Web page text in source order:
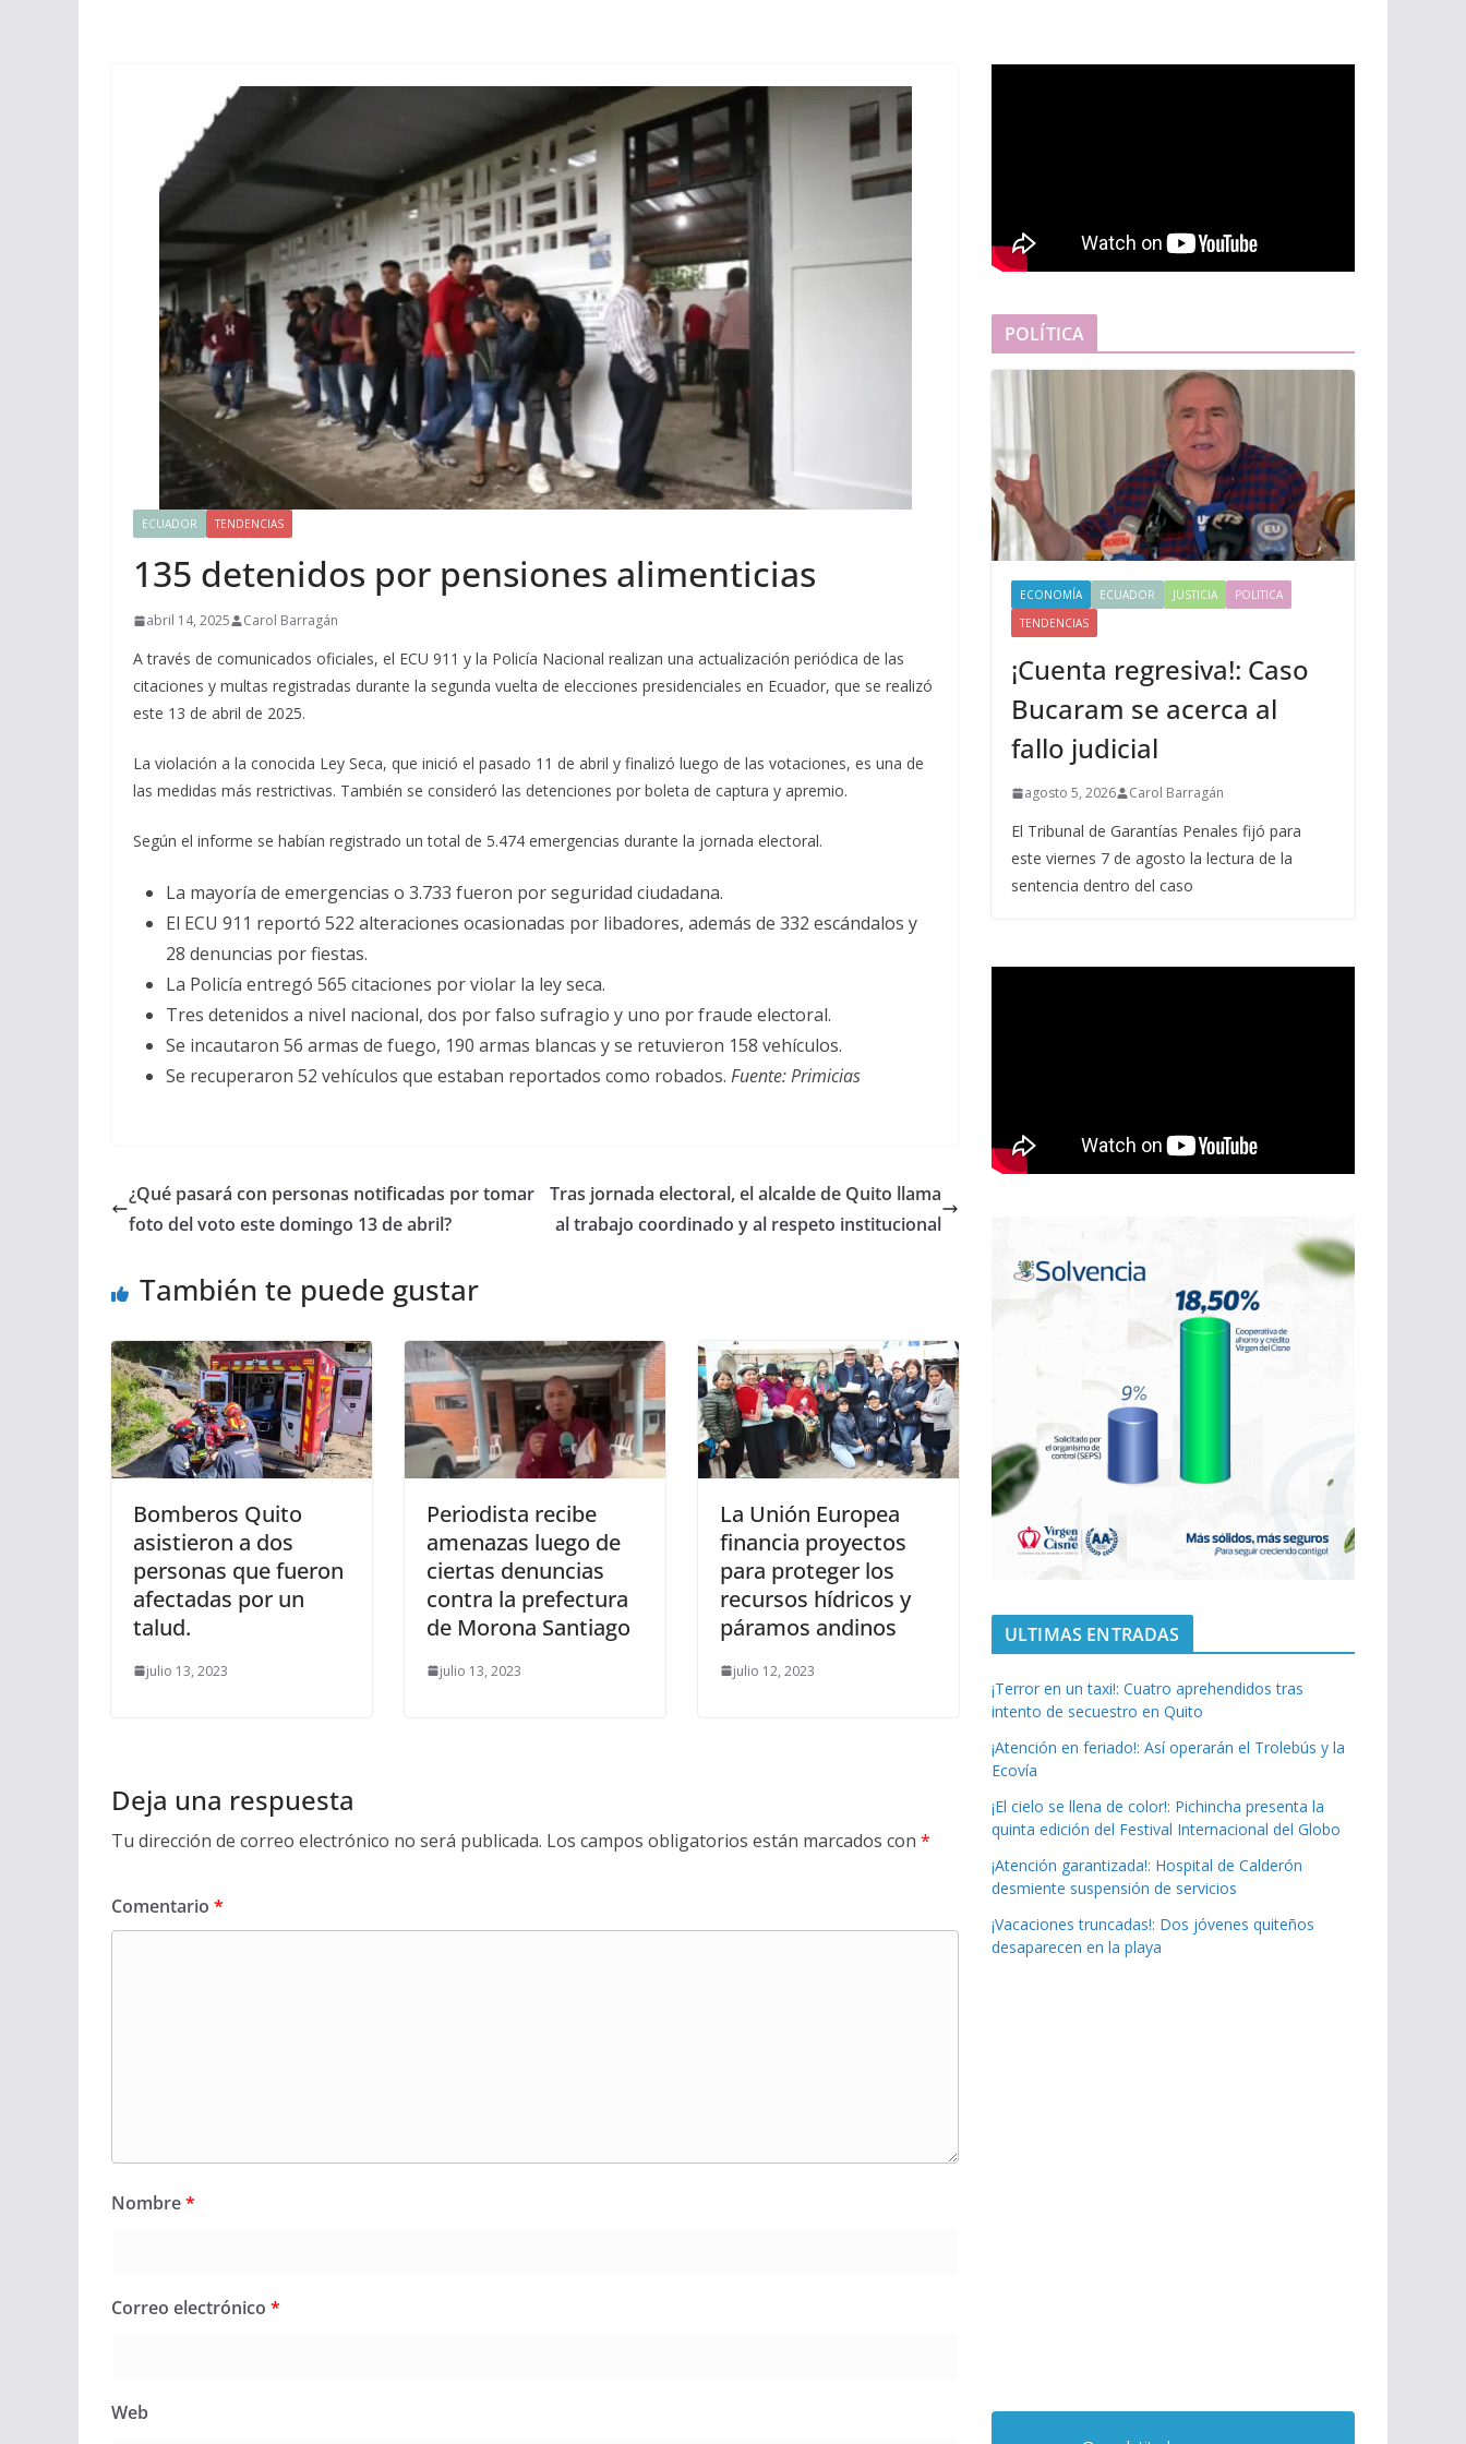
ECUADOR TENDENCIAS
135 detenidos por pensiones alimenticias
abril 14, 2025 Carol Barragán
A través de comunicados oficiales, el ECU 911 y la Policía Nacional realizan una actualización periódica de las
citaciones y multas registradas durante la segunda vuelta de elecciones presidenciales en Ecuador, que se realizó
este 13 de abril de 2025.
La violación a la conocida Ley Seca, que inició el pasado 11 de abril y finalizó luego de las votaciones, es una de
las medidas más restrictivas. También se consideró las detenciones por boleta de captura y apremio.
Según el informe se habían registrado un total de 5.474 emergencias durante la jornada electoral.
La mayoría de emergencias o 3.733 fueron por seguridad ciudadana.
El ECU 911 reportó 522 alteraciones ocasionadas por libadores, además de 332 escándalos y
28 denuncias por fiestas.
La Policía entregó 565 citaciones por violar la ley seca.
Tres detenidos a nivel nacional, dos por falso sufragio y uno por fraude electoral.
Se incautaron 56 armas de fuego, 190 armas blancas y se retuvieron 158 vehículos.
Se recuperaron 52 vehículos que estaban reportados como robados. Fuente: Primicias
¿Qué pasará con personas notificadas por tomar
foto del voto este domingo 13 de abril?
Tras jornada electoral, el alcalde de Quito llama
al trabajo coordinado y al respeto institucional
También te puede gustar
Bomberos Quito
asistieron a dos
personas que fueron
afectadas por un
talud.
julio 13, 2023
Periodista recibe
amenazas luego de
ciertas denuncias
contra la prefectura
de Morona Santiago
julio 13, 2023
La Unión Europea
financia proyectos
para proteger los
recursos hídricos y
páramos andinos
julio 12, 2023
Deja una respuesta
Tu dirección de correo electrónico no será publicada. Los campos obligatorios están marcados con *
Comentario *
Nombre*
Correo electrónico *
Web
POLÍTICA
ECONOMÍA ECUADOR JUSTICIA
POLITICA
TENDENCIAS
¡Cuenta regresiva!: Caso
Bucaram se acerca al
fallo judicial
agosto 5, 2026 Carol Barragán
El Tribunal de Garantías Penales fijó para
este viernes 7 de agosto la lectura de la
sentencia dentro del caso
ULTIMAS ENTRADAS
¡Terror en un taxi!: Cuatro aprehendidos tras
intento de secuestro en Quito
¡Atención en feriado!: Así operarán el Trolebús y la
Ecovía
¡El cielo se llena de color!: Pichincha presenta la
quinta edición del Festival Internacional del Globo
¡Atención garantizada!: Hospital de Calderón
desmiente suspensión de servicios
¡Vacaciones truncadas!: Dos jóvenes quiteños
desaparecen en la playa